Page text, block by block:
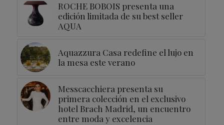
ROCHE BOBOIS presenta una
edición limitada de su best seller
AQUA
Aquazzura Casa redefine el lujo en
la mesa este verano
Messcacchiera presenta su
primera colección en el exclusivo
hotel Brach Madrid, un encuentro
entre moda y excelencia